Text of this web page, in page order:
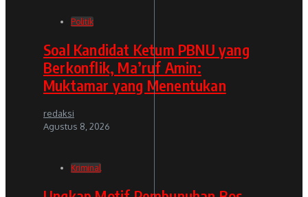
Politik
Soal Kandidat Ketum PBNU yang
Berkonflik, Ma’ruf Amin:
Muktamar yang Menentukan
redaksi
Agustus 8, 2026
Kriminal